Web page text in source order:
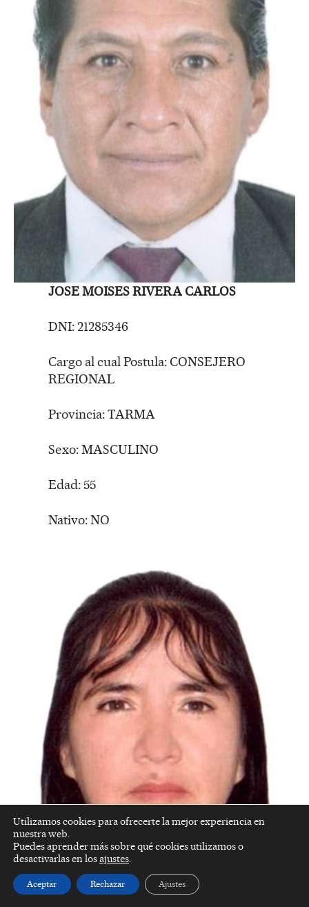
JOSE MOISES RIVERA CARLOS
DNI: 21285346
Cargo al cual Postula: CONSEJERO
REGIONAL
Provincia: TARMA
Sexo: MASCULINO
Edad: 55
Nativo: NO
Utilizamos cookies para ofrecerte la mejor experiencia en
nuestra web.
Puedes aprender más sobre qué cookies utilizamos o
desactivarlas en losajustes.
Aceptar Rechazar Ajustes